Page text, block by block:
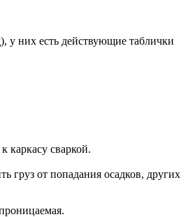
у них есть действующие таблички
каркасу сваркой.
груз от попадания осадков, других